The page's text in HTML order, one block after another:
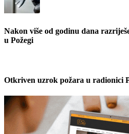
Nakon više od godinu dana
u Požegi
Otkriven uzrok požara u radionici